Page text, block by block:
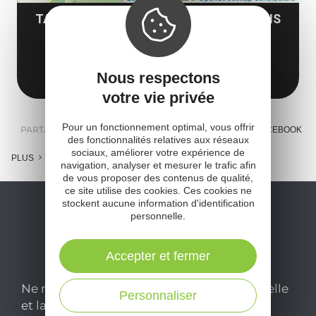
TARTINETTE DES AVEYRONNAIS SOUYRIS
12490 Saint-Rome-de-Cernon
PARTAGER : E-MAIL MESSENGER FACEBOOK
PLUS
Ne manquez pas notre newsletter mensuelle
et laissez-vous inspirer pour profiter
Nous respectons
votre vie privée
Pour un fonctionnement optimal, vous offrir
des fonctionnalités relatives aux réseaux
sociaux, améliorer votre expérience de
navigation, analyser et mesurer le trafic afin
de vous proposer des contenus de qualité,
ce site utilise des cookies. Ces cookies ne
stockent aucune information d'identification
personnelle.
Personnaliser
Accepter et fermer